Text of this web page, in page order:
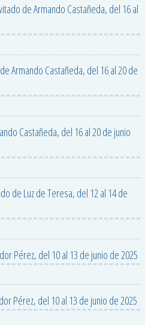
de Armando Castañeda, del 16 al
Armando Castañeda, del 16 al 20 de
Castañeda, del 16 al 20 de junio
de Luz de Teresa, del 12 al 14 de
Pérez, del 10 al 13 de junio de 2025
Pérez, del 10 al 13 de junio de 2025